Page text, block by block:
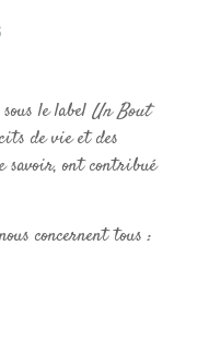
le label Un Bout
de vie et des
savoir, ont contribué
concernent tous :